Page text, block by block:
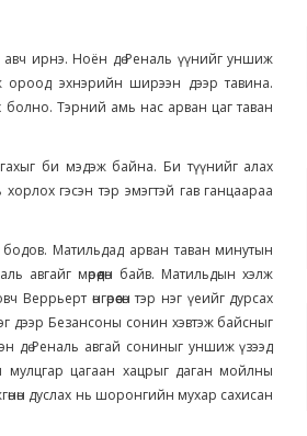
авч ирнэ. Ноён дө Реналь үүнийг уншиж
эхнэрийн ширээн дээр тавина.
Тэрний амь нас арван цаг таван
би мэдэж байна. Би түүнийг алах
гэсэн тэр эмэгтэй гав ганцаараа
Матильдад арван таван минутын
авгайг мөрөөдөн байв. Матильдын хэлж
өнгөрөөсөн тэр нэг үеийг дурсах
дээр Безансоны сонин хэвтэж байсныг
дө Реналь авгай сониныг уншиж үзээд
цагаан хацрыг даган мойлны
дуслах нь шоронгийн мухар сахисан